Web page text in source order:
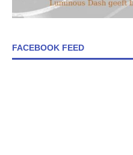
FACEBOOK FEED